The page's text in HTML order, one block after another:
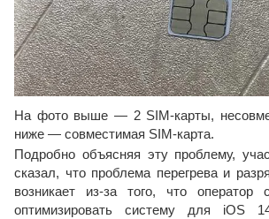
На фото выше — 2 SIM-карты,
ниже — совместимая SIM-карта.
Подробно объясняя эту проблему,
сказал, что проблема перегрева и
возникает из-за того, что оператор
оптимизировать систему для iOS